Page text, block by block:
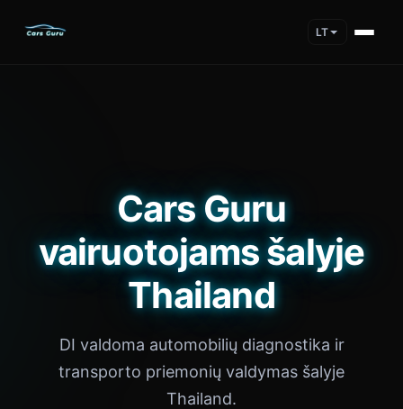
LT
Cars Guru
vairuotojams šalyje
Thailand
DI valdoma automobilių diagnostika ir
transporto priemonių valdymas šalyje
Thailand.